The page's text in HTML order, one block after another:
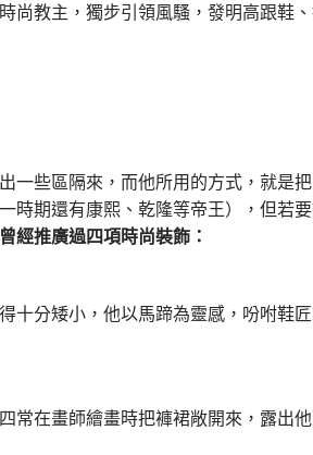
尚教主，獨步引領風騷，發明高跟鞋
一些區隔來，而他所用的方式，就是
時期還有康熙、乾隆等帝王），但若
經推廣過四項時尚裝飾：
十分矮小，他以馬蹄為靈感，吩咐鞋
常在畫師繪畫時把褲裙敞開來，露出